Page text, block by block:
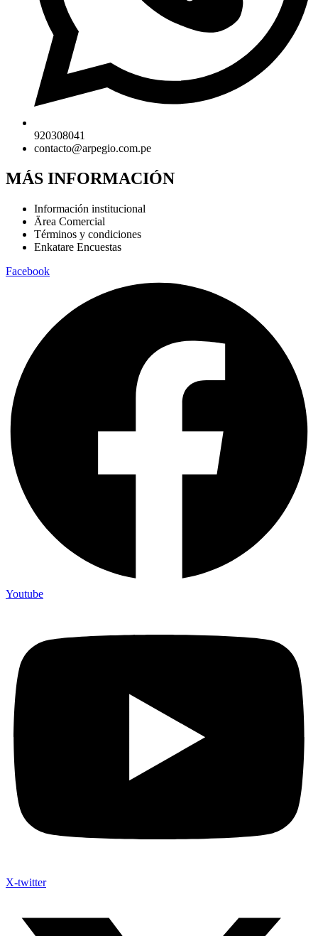
920308041
contacto@arpegio.com.pe
MÁS INFORMACIÓN
Información institucional
Ärea Comercial
Términos y condiciones
Enkatare Encuestas
Facebook
Youtube
X-twitter